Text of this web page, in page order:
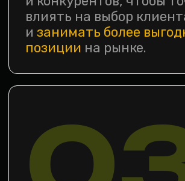
06
помогаем развивать его иработаем
как часть вашей команды.
ПРОЕКТА